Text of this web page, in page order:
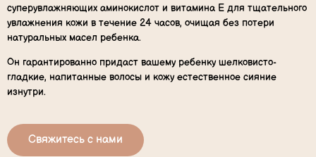
суперувлажняющих аминокислот и витамина Е для тщательного
увлажнения кожи в течение 24 часов, очищая без потери
натуральных масел ребенка.
Он гарантированно придаст вашему ребенку шелковисто-
гладкие, напитанные волосы и кожу естественное сияние
изнутри.
Свяжитесь с нами